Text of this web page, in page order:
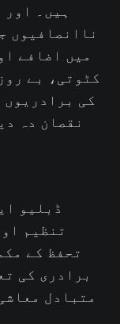
ہیں۔
ناانصافیوں
میں اضافے
کٹوتی، بے
کی برادریوں
نقصان دہ
ڈبلیو
تنظیم
تحفظ کے
برادری کی
متبادل